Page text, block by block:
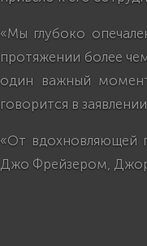
«Мы глубоко
протяжении более
один важный
говорится в
«От вдохновляющей
Джо Фрейзером,